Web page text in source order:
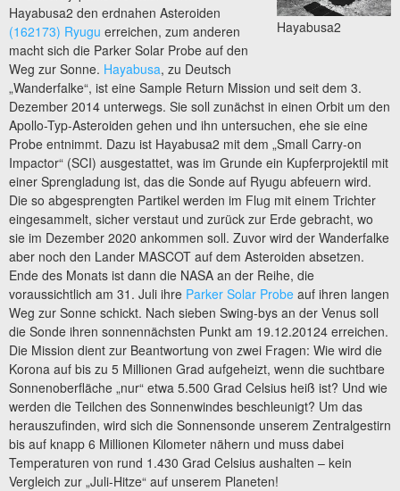
Hayabusa2
Hayabusa2 den erdnahen Asteroiden
(162173) Ryugu erreichen, zum anderen
macht sich die Parker Solar Probe auf den
Weg zur Sonne. Hayabusa, zu Deutsch
„Wanderfalke“, ist eine Sample Return Mission und seit dem 3.
Dezember 2014 unterwegs. Sie soll zunächst in einen Orbit um den
Apollo-Typ-Asteroiden gehen und ihn untersuchen, ehe sie eine
Probe entnimmt. Dazu ist Hayabusa2 mit dem „Small Carry-on
Impactor“ (SCI) ausgestattet, was im Grunde ein Kupferprojektil mit
einer Sprengladung ist, das die Sonde auf Ryugu abfeuern wird.
Die so abgesprengten Partikel werden im Flug mit einem Trichter
eingesammelt, sicher verstaut und zurück zur Erde gebracht, wo
sie im Dezember 2020 ankommen soll. Zuvor wird der Wanderfalke
aber noch den Lander MASCOT auf dem Asteroiden absetzen.
Ende des Monats ist dann die NASA an der Reihe, die
voraussichtlich am 31. Juli ihre Parker Solar Probe auf ihren langen
Weg zur Sonne schickt. Nach sieben Swing-bys an der Venus soll
die Sonde ihren sonnennächsten Punkt am 19.12.20124 erreichen.
Die Mission dient zur Beantwortung von zwei Fragen: Wie wird die
Korona auf bis zu 5 Millionen Grad aufgeheizt, wenn die suchtbare
Sonnenoberfläche „nur“ etwa 5.500 Grad Celsius heiß ist? Und wie
werden die Teilchen des Sonnenwindes beschleunigt? Um das
herauszufinden, wird sich die Sonnensonde unserem Zentralgestirn
bis auf knapp 6 Millionen Kilometer nähern und muss dabei
Temperaturen von rund 1.430 Grad Celsius aushalten – kein
Vergleich zur „Juli-Hitze“ auf unserem Planeten!